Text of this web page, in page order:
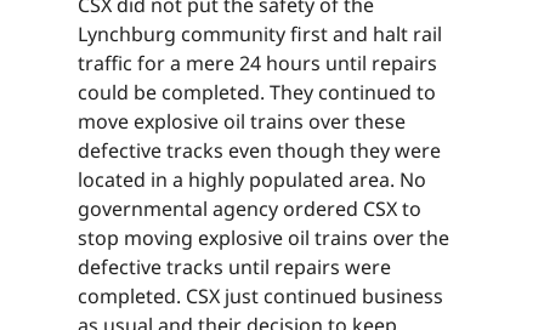
Lynchburg community first and halt rail
traffic for a mere 24 hours until repairs
could be completed. They continued to
move explosive oil trains over these
defective tracks even though they were
located in a highly populated area. No
governmental agency ordered CSX to
stop moving explosive oil trains over the
defective tracks until repairs were
completed. CSX just continued business
as usual and their decision to keep